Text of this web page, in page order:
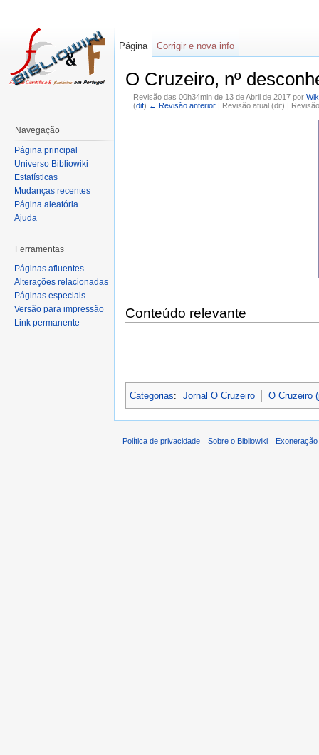
O Cruzeiro, nº
Revisão das 00h34min de 13 de Abril de 2017 por
(dif) ← Revisão anterior| Revisão atual (dif) |
Conteúdo relevante
Categorias: Jornal O Cruzeiro O Cruzeiro
Página Corrigir e nova info
Navegação
Página principal
Universo Bibliowiki
Estatísticas
Mudanças recentes
Página aleatória
Ajuda
Ferramentas
Páginas afluentes
Alterações relacionadas
Páginas especiais
Versão para impressão
Link permanente
Política de privacidade Sobre o Bibliowiki